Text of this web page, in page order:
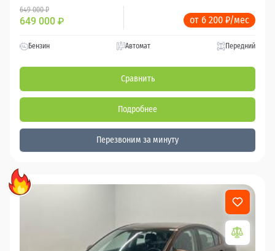
649 000 ₽
649 000 ₽ от 6 200 ₽/мес
Бензин Автомат Передний
Сравнить
Подробнее
Перезвоним за минуту